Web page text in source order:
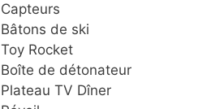
Capteurs
Bâtons de ski
Toy Rocket
Boîte de détonateur
Plateau TV Dîner